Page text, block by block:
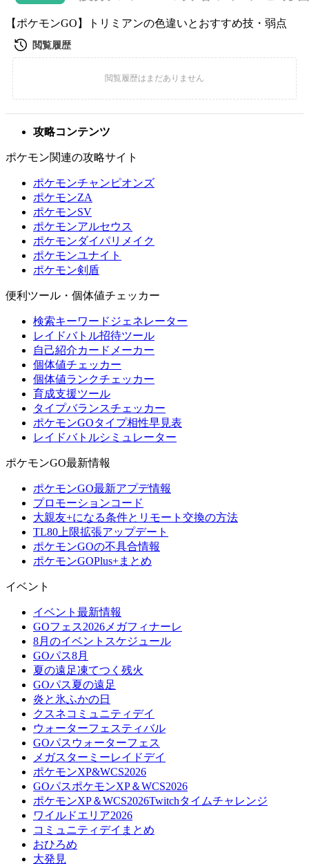
【ポケモンGO】トリミアンの色違いとおすすめ技・弱点
攻略コンテンツ
ポケモン関連の攻略サイト
ポケモンチャンピオンズ
ポケモンZA
ポケモンSV
ポケモンアルセウス
ポケモンダイパリメイク
ポケモンユナイト
ポケモン剣盾
便利ツール・個体値チェッカー
検索キーワードジェネレーター
レイドバトル招待ツール
自己紹介カードメーカー
個体値チェッカー
個体値ランクチェッカー
育成支援ツール
タイプバランスチェッカー
ポケモンGOタイプ相性早見表
レイドバトルシミュレーター
ポケモンGO最新情報
ポケモンGO最新アプデ情報
プロモーションコード
大親友+になる条件とリモート交換の方法
TL80上限拡張アップデート
ポケモンGOの不具合情報
ポケモンGOPlus+まとめ
イベント
イベント最新情報
GOフェス2026メガフィナーレ
8月のイベントスケジュール
GOパス8月
夏の遠足凍てつく残火
GOパス夏の遠足
炎と氷ふかの日
クスネコミュニティデイ
ウォーターフェスティバル
GOパスウォーターフェス
メガスターミーレイドデイ
ポケモンXP&WCS2026
GOパスポケモンXP＆WCS2026
ポケモンXP＆WCS2026Twitchタイムチャレンジ
ワイルドエリア2026
コミュニティデイまとめ
おひろめ
大発見